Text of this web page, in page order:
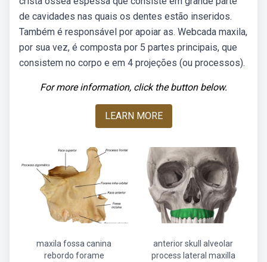
de cavidades nas quais os dentes estão inseridos.
Também é responsável por apoiar as. Webcada maxila,
por sua vez, é composta por 5 partes principais, que
consistem no corpo e em 4 projeções (ou processos).
For more information, click the button below.
LEARN MORE
maxila fossa canina
rebordo forame
anterior skull alveolar
process lateral maxilla